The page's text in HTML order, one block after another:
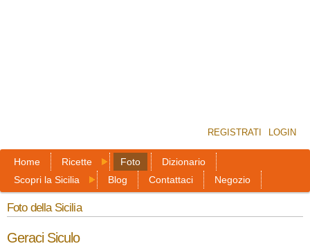
REGISTRATI LOGIN
Home Ricette Foto
Dizionario
Scopri la Sicilia
Blog Contattaci Negozio
Foto della Sicilia
Geraci Siculo